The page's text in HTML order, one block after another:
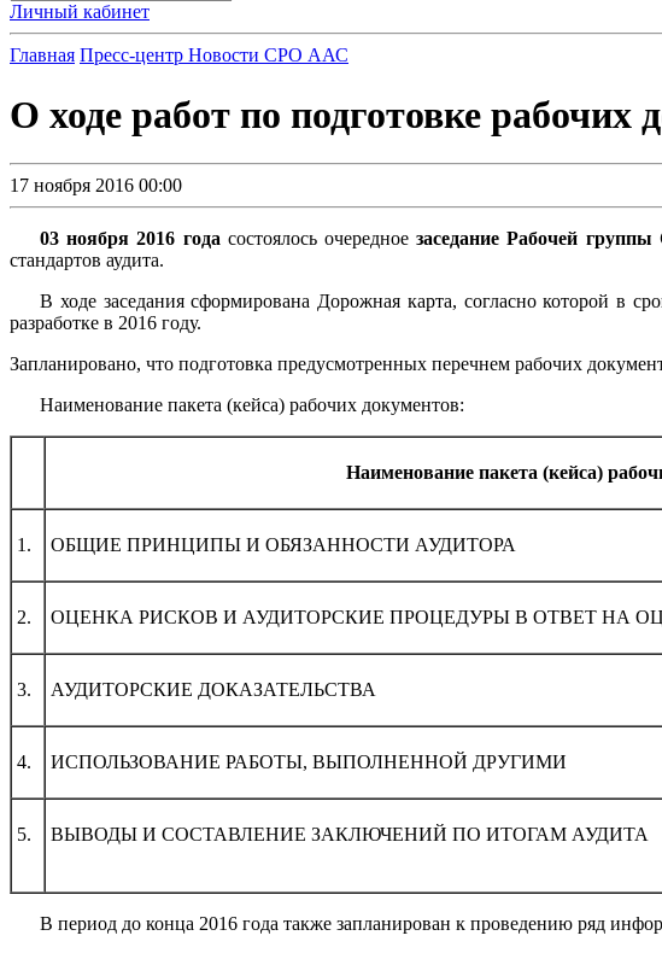
Личный кабинет
Главная Пресс-центр Новости СРО ААС
О ходе работ по подготовке
17 ноября 2016 00:00
03 ноября 2016 года состоялось очередноезаседание Рабочей
стандартов аудита.
В ходе заседания сформирована Дорожная карта, согласно которой в
разработке в 2016 году.
Запланировано, что подготовка предусмотренных перечнем рабочих
Наименование пакета (кейса) рабочих документов:
Наименование пакета (кейса)
1. ОБЩИЕ ПРИНЦИПЫ И ОБЯЗАННОСТИ АУДИТОРА
2. ОЦЕНКА РИСКОВ И АУДИТОРСКИЕ ПРОЦЕДУРЫ В ОТВЕТ НА
3. АУДИТОРСКИЕ ДОКАЗАТЕЛЬСТВА
4. ИСПОЛЬЗОВАНИЕ РАБОТЫ, ВЫПОЛНЕННОЙ ДРУГИМИ
5. ВЫВОДЫ И СОСТАВЛЕНИЕ ЗАКЛЮЧЕНИЙ ПО ИТОГАМ АУДИТА
В период до конца 2016 года также запланирован к проведению ряд